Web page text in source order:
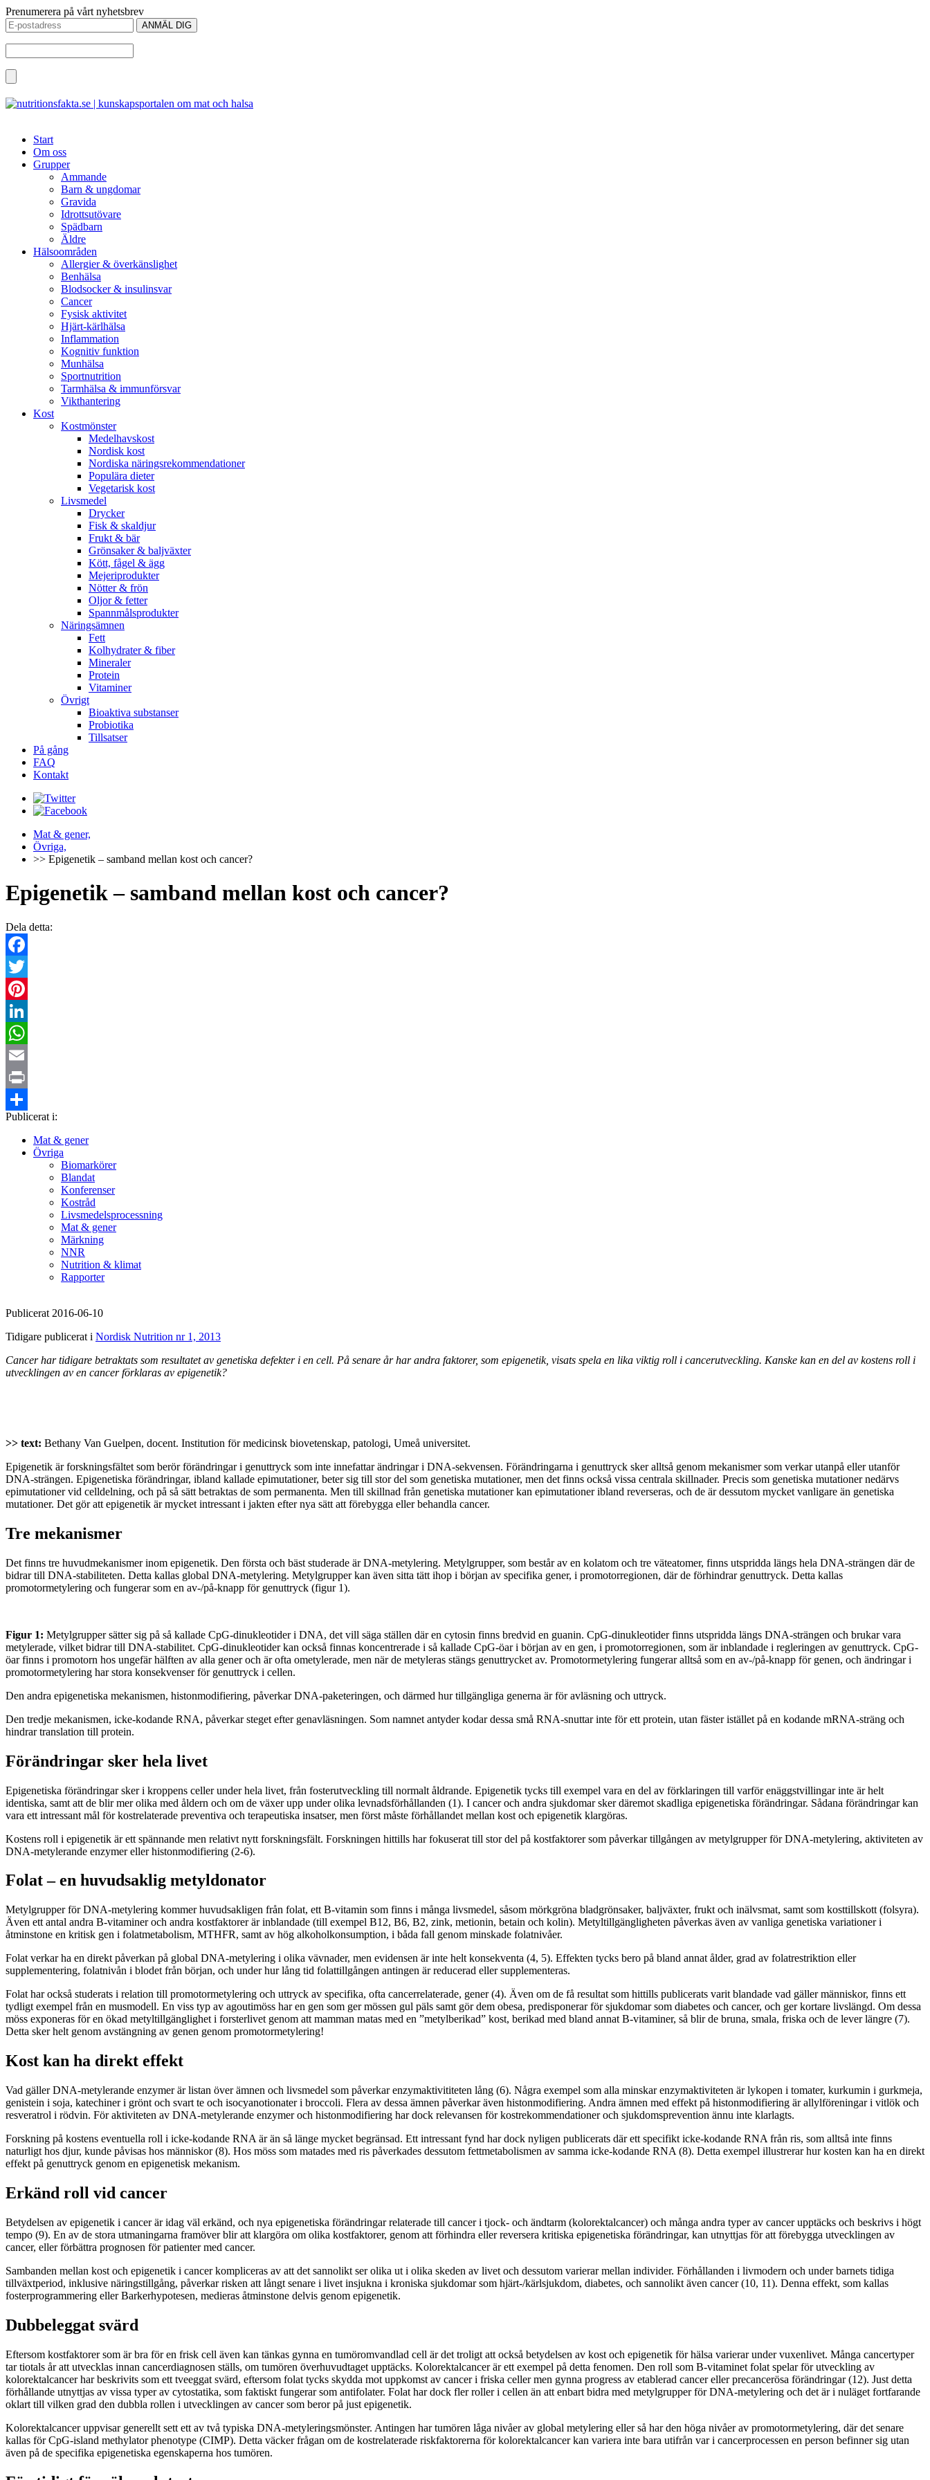
Prenumerera på vårt nyhetsbrev
Start
Om oss
Grupper
Ammande
Barn & ungdomar
Gravida
Idrottsutövare
Spädbarn
Äldre
Hälsoområden
Allergier & överkänslighet
Benhälsa
Blodsocker & insulinsvar
Cancer
Fysisk aktivitet
Hjärt-kärlhälsa
Inflammation
Kognitiv funktion
Munhälsa
Sportnutrition
Tarmhälsa & immunförsvar
Vikthantering
Kost
Kostmönster
Medelhavskost
Nordisk kost
Nordiska näringsrekommendationer
Populära dieter
Vegetarisk kost
Livsmedel
Drycker
Fisk & skaldjur
Frukt & bär
Grönsaker & baljväxter
Kött, fågel & ägg
Mejeriprodukter
Nötter & frön
Oljor & fetter
Spannmålsprodukter
Näringsämnen
Fett
Kolhydrater & fiber
Mineraler
Protein
Vitaminer
Övrigt
Bioaktiva substanser
Probiotika
Tillsatser
På gång
FAQ
Kontakt
Mat & gener,
Övriga,
>> Epigenetik – samband mellan kost och cancer?
Epigenetik – samband mellan kost och cancer?
Dela detta:
Facebook
Twitter
Pinterest
LinkedIn
WhatsApp
Email
Print
Dela
Publicerat i:
Mat & gener
Övriga
Biomarkörer
Blandat
Konferenser
Kostråd
Livsmedelsprocessning
Mat & gener
Märkning
NNR
Nutrition & klimat
Rapporter
Publicerat 2016-06-10
Tidigare publicerat i Nordisk Nutrition nr 1, 2013
Cancer har tidigare betraktats som resultatet av genetiska defekter i en cell. På senare år har andra faktorer, som epigenetik, visats spela en lika viktig roll i cancerutveckling. Kanske kan en del av kostens roll i
utvecklingen av en cancer förklaras av epigenetik?
>> text: Bethany Van Guelpen, docent. Institution för medicinsk biovetenskap, patologi, Umeå universitet.
Epigenetik är forskningsfältet som berör förändringar i genuttryck som inte innefattar ändringar i DNA-sekvensen. Förändringarna i genuttryck sker alltså genom mekanismer som verkar utanpå eller utanför
DNA-strängen. Epigenetiska förändringar, ibland kallade epimutationer, beter sig till stor del som genetiska mutationer, men det finns också vissa centrala skillnader. Precis som genetiska mutationer nedärvs
epimutationer vid celldelning, och på så sätt betraktas de som permanenta. Men till skillnad från genetiska mutationer kan epimutationer ibland reverseras, och de är dessutom mycket vanligare än genetiska
mutationer. Det gör att epigenetik är mycket intressant i jakten efter nya sätt att förebygga eller behandla cancer.
Tre mekanismer
Det finns tre huvudmekanismer inom epigenetik. Den första och bäst studerade är DNA-metylering. Metylgrupper, som består av en kolatom och tre väteatomer, finns utspridda längs hela DNA-strängen där de
bidrar till DNA-stabiliteten. Detta kallas global DNA-metylering. Metylgrupper kan även sitta tätt ihop i början av specifika gener, i promotorregionen, där de förhindrar genuttryck. Detta kallas
promotormetylering och fungerar som en av-/på-knapp för genuttryck (figur 1).
Figur 1: Metylgrupper sätter sig på så kallade CpG-dinukleotider i DNA, det vill säga ställen där en cytosin finns bredvid en guanin. CpG-dinukleotider finns utspridda längs DNA-strängen och brukar vara
metylerade, vilket bidrar till DNA-stabilitet. CpG-dinukleotider kan också finnas koncentrerade i så kallade CpG-öar i början av en gen, i promotorregionen, som är inblandade i regleringen av genuttryck. CpG-
öar finns i promotorn hos ungefär hälften av alla gener och är ofta ometylerade, men när de metyleras stängs genuttrycket av. Promotormetylering fungerar alltså som en av-/på-knapp för genen, och ändringar i
promotormetylering har stora konsekvenser för genuttryck i cellen.
Den andra epigenetiska mekanismen, histonmodifiering, påverkar DNA-paketeringen, och därmed hur tillgängliga generna är för avläsning och uttryck.
Den tredje mekanismen, icke-kodande RNA, påverkar steget efter genavläsningen. Som namnet antyder kodar dessa små RNA-snuttar inte för ett protein, utan fäster istället på en kodande mRNA-sträng och
hindrar translation till protein.
Förändringar sker hela livet
Epigenetiska förändringar sker i kroppens celler under hela livet, från fosterutveckling till normalt åldrande. Epigenetik tycks till exempel vara en del av förklaringen till varför enäggstvillingar inte är helt
identiska, samt att de blir mer olika med åldern och om de växer upp under olika levnadsförhållanden (1). I cancer och andra sjukdomar sker däremot skadliga epigenetiska förändringar. Sådana förändringar kan
vara ett intressant mål för kostrelaterade preventiva och terapeutiska insatser, men först måste förhållandet mellan kost och epigenetik klargöras.
Kostens roll i epigenetik är ett spännande men relativt nytt forskningsfält. Forskningen hittills har fokuserat till stor del på kostfaktorer som påverkar tillgången av metylgrupper för DNA-metylering, aktiviteten av
DNA-metylerande enzymer eller histonmodifiering (2-6).
Folat – en huvudsaklig metyldonator
Metylgrupper för DNA-metylering kommer huvudsakligen från folat, ett B-vitamin som finns i många livsmedel, såsom mörkgröna bladgrönsaker, baljväxter, frukt och inälvsmat, samt som kosttillskott (folsyra).
Även ett antal andra B-vitaminer och andra kostfaktorer är inblandade (till exempel B12, B6, B2, zink, metionin, betain och kolin). Metyltillgängligheten påverkas även av vanliga genetiska variationer i
åtminstone en kritisk gen i folatmetabolism, MTHFR, samt av hög alkoholkonsumption, i båda fall genom minskade folatnivåer.
Folat verkar ha en direkt påverkan på global DNA-metylering i olika vävnader, men evidensen är inte helt konsekventa (4, 5). Effekten tycks bero på bland annat ålder, grad av folatrestriktion eller
supplementering, folatnivån i blodet från början, och under hur lång tid folattillgången antingen är reducerad eller supplementeras.
Folat har också studerats i relation till promotormetylering och uttryck av specifika, ofta cancerrelaterade, gener (4). Även om de få resultat som hittills publicerats varit blandade vad gäller människor, finns ett
tydligt exempel från en musmodell. En viss typ av agoutimöss har en gen som ger mössen gul päls samt gör dem obesa, predisponerar för sjukdomar som diabetes och cancer, och ger kortare livslängd. Om dessa
möss exponeras för en ökad metyltillgänglighet i forsterlivet genom att mamman matas med en ”metylberikad” kost, berikad med bland annat B-vitaminer, så blir de bruna, smala, friska och de lever längre (7).
Detta sker helt genom avstängning av genen genom promotormetylering!
Kost kan ha direkt effekt
Vad gäller DNA-metylerande enzymer är listan över ämnen och livsmedel som påverkar enzymaktivititeten lång (6). Några exempel som alla minskar enzymaktiviteten är lykopen i tomater, kurkumin i gurkmeja,
genistein i soja, katechiner i grönt och svart te och isocyanotionater i broccoli. Flera av dessa ämnen påverkar även histonmodifiering. Andra ämnen med effekt på histonmodifiering är allylföreningar i vitlök och
resveratrol i rödvin. För aktiviteten av DNA-metylerande enzymer och histonmodifiering har dock relevansen för kostrekommendationer och sjukdomsprevention ännu inte klarlagts.
Forskning på kostens eventuella roll i icke-kodande RNA är än så länge mycket begränsad. Ett intressant fynd har dock nyligen publicerats där ett specifikt icke-kodande RNA från ris, som alltså inte finns
naturligt hos djur, kunde påvisas hos människor (8). Hos möss som matades med ris påverkades dessutom fettmetabolismen av samma icke-kodande RNA (8). Detta exempel illustrerar hur kosten kan ha en direkt
effekt på genuttryck genom en epigenetisk mekanism.
Erkänd roll vid cancer
Betydelsen av epigenetik i cancer är idag väl erkänd, och nya epigenetiska förändringar relaterade till cancer i tjock- och ändtarm (kolorektalcancer) och många andra typer av cancer upptäcks och beskrivs i högt
tempo (9). En av de stora utmaningarna framöver blir att klargöra om olika kostfaktorer, genom att förhindra eller reversera kritiska epigenetiska förändringar, kan utnyttjas för att förebygga utvecklingen av
cancer, eller förbättra prognosen för patienter med cancer.
Sambanden mellan kost och epigenetik i cancer kompliceras av att det sannolikt ser olika ut i olika skeden av livet och dessutom varierar mellan individer. Förhållanden i livmodern och under barnets tidiga
tillväxtperiod, inklusive näringstillgång, påverkar risken att långt senare i livet insjukna i kroniska sjukdomar som hjärt-/kärlsjukdom, diabetes, och sannolikt även cancer (10, 11). Denna effekt, som kallas
fosterprogrammering eller Barkerhypotesen, medieras åtminstone delvis genom epigenetik.
Dubbeleggat svärd
Eftersom kostfaktorer som är bra för en frisk cell även kan tänkas gynna en tumöromvandlad cell är det troligt att också betydelsen av kost och epigenetik för hälsa varierar under vuxenlivet. Många cancertyper
tar tiotals år att utvecklas innan cancerdiagnosen ställs, om tumören överhuvudtaget upptäcks. Kolorektalcancer är ett exempel på detta fenomen. Den roll som B-vitaminet folat spelar för utveckling av
kolorektalcancer har beskrivits som ett tveeggat svärd, eftersom folat tycks skydda mot uppkomst av cancer i friska celler men gynna progress av etablerad cancer eller precancerösa förändringar (12). Just detta
förhållande utnyttjas av vissa typer av cytostatika, som faktiskt fungerar som antifolater. Folat har dock fler roller i cellen än att enbart bidra med metylgrupper för DNA-metylering och det är i nuläget fortfarande
oklart till vilken grad den dubbla rollen i utvecklingen av cancer som beror på just epigenetik.
Kolorektalcancer uppvisar generellt sett ett av två typiska DNA-metyleringsmönster. Antingen har tumören låga nivåer av global metylering eller så har den höga nivåer av promotormetylering, där det senare
kallas för CpG-island methylator phenotype (CIMP). Detta väcker frågan om de kostrelaterade riskfaktorerna för kolorektalcancer kan variera inte bara utifrån var i cancerprocessen en person befinner sig utan
även på de specifika epigenetiska egenskaperna hos tumören.